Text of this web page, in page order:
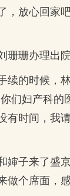
，放心回家
珊办理出院
续的时候，
们妇产科的
有时间，我
婶子来了盛
做个席面，